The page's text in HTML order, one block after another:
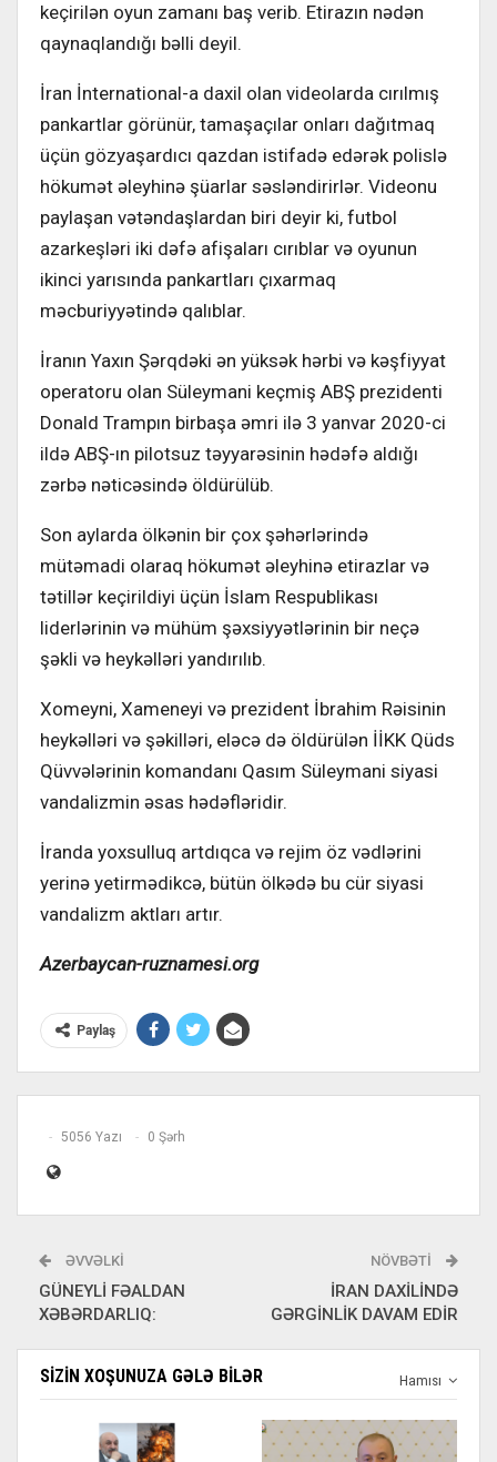
keçirilən oyun zamanı baş verib. Etirazın nədən
qaynaqlandığı bəlli deyil.
İran İnternational-a daxil olan videolarda cırılmış
pankartlar görünür, tamaşaçılar onları dağıtmaq
üçün gözyaşardıcı qazdan istifadə edərək polislə
hökumət əleyhinə şüarlar səsləndirirlər. Videonu
paylaşan vətəndaşlardan biri deyir ki, futbol
azarkeşləri iki dəfə afişaları cırıblar və oyunun
ikinci yarısında pankartları çıxarmaq
məcburiyyətində qalıblar.
İranın Yaxın Şərqdəki ən yüksək hərbi və kəşfiyyat
operatoru olan Süleymani keçmiş ABŞ prezidenti
Donald Trampın birbaşa əmri ilə 3 yanvar 2020-ci
ildə ABŞ-ın pilotsuz təyyarəsinin hədəfə aldığı
zərbə nəticəsində öldürülüb.
Son aylarda ölkənin bir çox şəhərlərində
mütəmadi olaraq hökumət əleyhinə etirazlar və
tətillər keçirildiyi üçün İslam Respublikası
liderlərinin və mühüm şəxsiyyətlərinin bir neçə
şəkli və heykəlləri yandırılıb.
Xomeyni, Xameneyi və prezident İbrahim Rəisinin
heykəlləri və şəkilləri, eləcə də öldürülən İİKK Qüds
Qüvvələrinin komandanı Qasım Süleymani siyasi
vandalizmin əsas hədəfləridir.
İranda yoxsulluq artdıqca və rejim öz vədlərini
yerinə yetirmədikcə, bütün ölkədə bu cür siyasi
vandalizm aktları artır.
Azerbaycan-ruznamesi.org
Paylaş
5056 Yazı 0 Şərh
ƏVVƏLKI
GÜNEYLİ FƏALDAN
XƏBƏRDARLIQ:
NÖVBƏTI
İRAN DAXİLİNDƏ
GƏRGİNLİK DAVAM EDİR
Hamısı
SIZIN XOŞUNUZA GƏLƏ BILƏR